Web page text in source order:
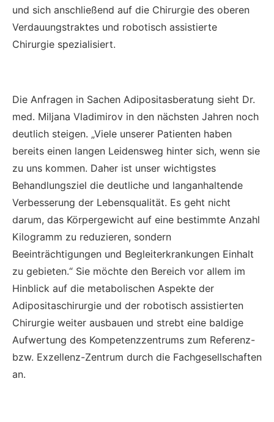
und sich anschließend auf die Chirurgie des oberen
Verdauungstraktes und robotisch assistierte
Chirurgie spezialisiert.
Die Anfragen in Sachen Adipositasberatung sieht Dr.
med. Miljana Vladimirov in den nächsten Jahren noch
deutlich steigen. „Viele unserer Patienten haben
bereits einen langen Leidensweg hinter sich, wenn sie
zu uns kommen. Daher ist unser wichtigstes
Behandlungsziel die deutliche und langanhaltende
Verbesserung der Lebensqualität. Es geht nicht
darum, das Körpergewicht auf eine bestimmte Anzahl
Kilogramm zu reduzieren, sondern
Beeinträchtigungen und Begleiterkrankungen Einhalt
zu gebieten.“ Sie möchte den Bereich vor allem im
Hinblick auf die metabolischen Aspekte der
Adipositaschirurgie und der robotisch assistierten
Chirurgie weiter ausbauen und strebt eine baldige
Aufwertung des Kompetenzzentrums zum Referenz-
bzw. Exzellenz-Zentrum durch die Fachgesellschaften
an.